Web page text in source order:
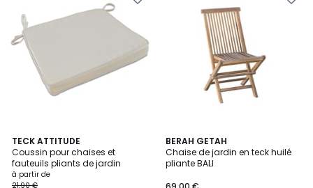
TECK ATTITUDE
Coussin pour chaises et
fauteuils pliants de jardin
à partir de
21,90 €
5
/
5
3
Couleurs
BERAH GETAH
Chaise de jardin en teck huilé
pliante BALI
4
/
5